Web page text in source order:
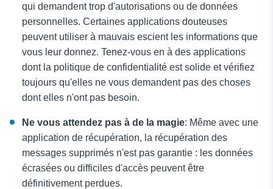
qui demandent trop d'autorisations ou de données
personnelles. Certaines applications douteuses
peuvent utiliser à mauvais escient les informations que
vous leur donnez. Tenez-vous en à des applications
dont la politique de confidentialité est solide et vérifiez
toujours qu'elles ne vous demandent pas des choses
dont elles n'ont pas besoin.
Ne vous attendez pas à de la magie: Même avec une
application de récupération, la récupération des
messages supprimés n'est pas garantie : les données
écrasées ou difficiles d'accès peuvent être
définitivement perdues.